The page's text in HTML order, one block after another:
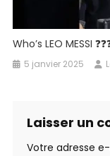
Who’s LEO MESSI
5 janvier 2025
Laisser un
Votre adresse